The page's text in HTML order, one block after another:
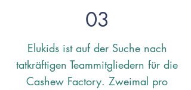
03
Elukids ist auf der Suche nach
tatkräftigen Teammitgliedern für die
Cashew Factory. Zweimal pro